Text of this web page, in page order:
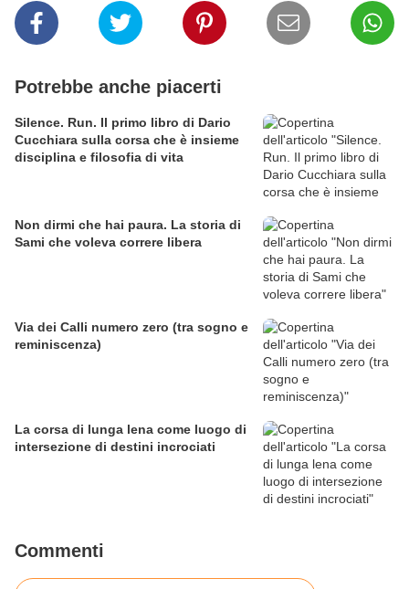
Potrebbe anche piacerti
Silence. Run. Il primo libro di Dario
Cucchiara sulla corsa che è insieme
disciplina e filosofia di vita
Non dirmi che hai paura. La storia di
Sami che voleva correre libera
Via dei Calli numero zero (tra sogno e
reminiscenza)
La corsa di lunga lena come luogo di
intersezione di destini incrociati
Commenti